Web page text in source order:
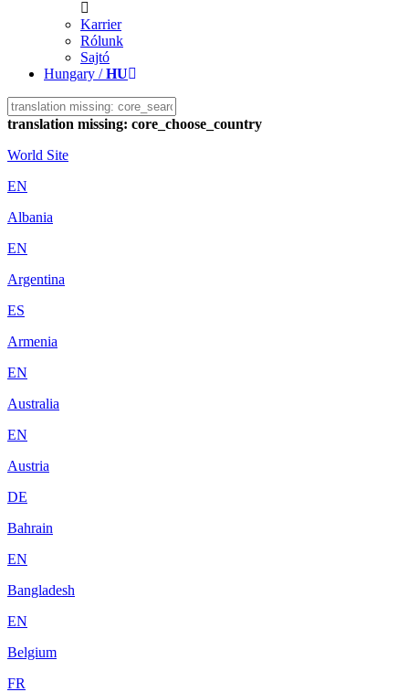
Karrier
Rólunk
Sajtó
Hungary /HU
translation missing: core_choose_country
World Site
EN
Albania
EN
Argentina
ES
Armenia
EN
Australia
EN
Austria
DE
Bahrain
EN
Bangladesh
EN
Belgium
FR